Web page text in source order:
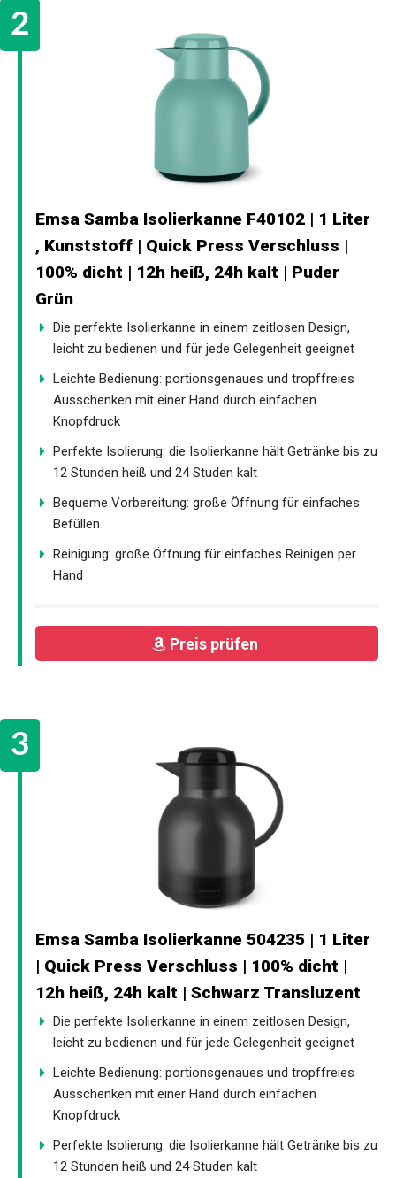
Emsa Samba Isolierkanne F40102 | 1 Liter
, Kunststoff | Quick Press Verschluss |
100% dicht | 12h heiß, 24h kalt | Puder
Grün
Die perfekte Isolierkanne in einem zeitlosen Design,
leicht zu bedienen und für jede Gelegenheit geeignet
Leichte Bedienung: portionsgenaues und tropffreies
Ausschenken mit einer Hand durch einfachen
Knopfdruck
Perfekte Isolierung: die Isolierkanne hält Getränke bis zu
12 Stunden heiß und 24 Studen kalt
Bequeme Vorbereitung: große Öffnung für einfaches
Befüllen
Reinigung: große Öffnung für einfaches Reinigen per
Hand
Preis prüfen
Emsa Samba Isolierkanne 504235 | 1 Liter
| Quick Press Verschluss | 100% dicht |
12h heiß, 24h kalt | Schwarz Transluzent
Die perfekte Isolierkanne in einem zeitlosen Design,
leicht zu bedienen und für jede Gelegenheit geeignet
Leichte Bedienung: portionsgenaues und tropffreies
Ausschenken mit einer Hand durch einfachen
Knopfdruck
Perfekte Isolierung: die Isolierkanne hält Getränke bis zu
12 Stunden heiß und 24 Studen kalt